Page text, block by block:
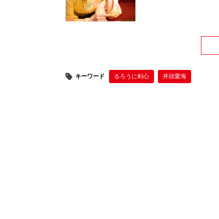
キーワード るろうに剣心 井頭愛海